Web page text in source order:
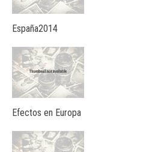
España2014
Efectos en Europa